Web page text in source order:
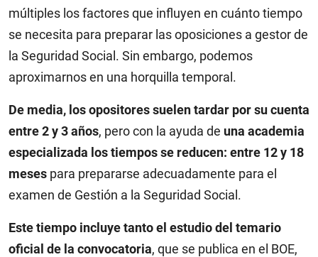
múltiples los factores que influyen en cuánto tiempo
se necesita para preparar las oposiciones a gestor de
la Seguridad Social. Sin embargo, podemos
aproximarnos en una horquilla temporal.
De media, los opositores suelen tardar por su cuenta
entre 2 y 3 años, pero con la ayuda de una academia
especializada los tiempos se reducen: entre 12 y 18
meses para prepararse adecuadamente para el
examen de Gestión a la Seguridad Social.
Este tiempo incluye tanto el estudio del temario
oficial de la convocatoria, que se publica en el BOE,